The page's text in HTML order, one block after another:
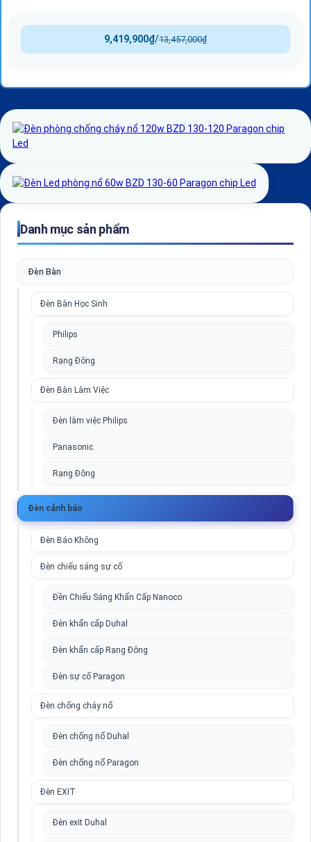
13,457,000₫
/
9,419,900₫
Danh mục sản phẩm
Đèn Bàn
Đèn Bàn Học Sinh
Philips
Rạng Đông
Đèn Bàn Làm Việc
Đèn làm việc Philips
Panasonic
Rạng Đông
Đèn cảnh báo
Đèn Báo Không
Đèn chiếu sáng sự cố
Đền Chiếu Sáng Khẩn Cấp Nanoco
Đèn khẩn cấp Duhal
Đèn khẩn cấp Rạng Đông
Đèn sự cố Paragon
Đèn chống cháy nổ
Đèn chống nổ Duhal
Đèn chống nổ Paragon
Đèn EXIT
Đèn exit Duhal